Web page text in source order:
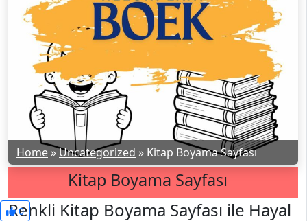
Home »Uncategorized » Kitap Boyama Sayfası
Kitap Boyama Sayfası
0
Renkli Kitap Boyama Sayfası ile Hayal